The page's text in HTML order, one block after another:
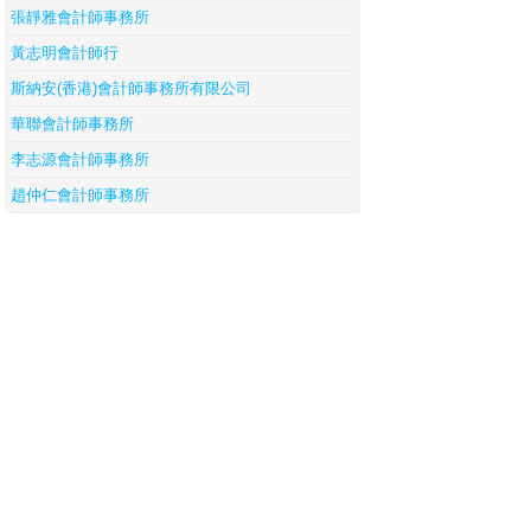
張靜雅會計師事務所
黃志明會計師行
斯納安(香港)會計師事務所有限公司
華聯會計師事務所
李志源會計師事務所
趙仲仁會計師事務所